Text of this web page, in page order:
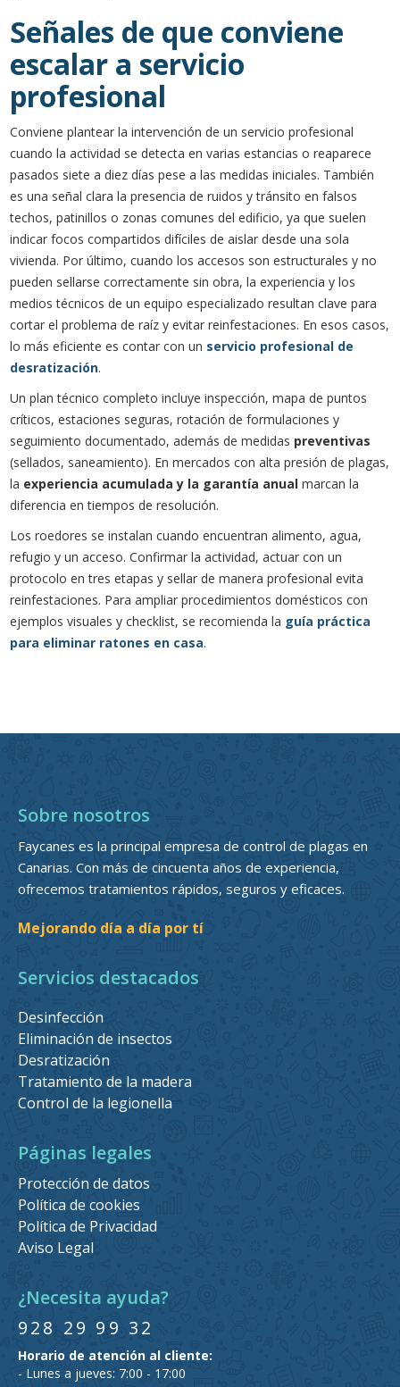
Señales de que conviene
escalar a servicio
profesional
Conviene plantear la intervención de un servicio profesional
cuando la actividad se detecta en varias estancias o reaparece
pasados siete a diez días pese a las medidas iniciales. También
es una señal clara la presencia de ruidos y tránsito en falsos
techos, patinillos o zonas comunes del edificio, ya que suelen
indicar focos compartidos difíciles de aislar desde una sola
vivienda. Por último, cuando los accesos son estructurales y no
pueden sellarse correctamente sin obra, la experiencia y los
medios técnicos de un equipo especializado resultan clave para
cortar el problema de raíz y evitar reinfestaciones. En esos casos,
lo más eficiente es contar con un servicio profesional de
desratización.
Un plan técnico completo incluye inspección, mapa de puntos
críticos, estaciones seguras, rotación de formulaciones y
seguimiento documentado, además de medidas preventivas
(sellados, saneamiento). En mercados con alta presión de plagas,
la experiencia acumulada y la garantía anual marcan la
diferencia en tiempos de resolución.
Los roedores se instalan cuando encuentran alimento, agua,
refugio y un acceso. Confirmar la actividad, actuar con un
protocolo en tres etapas y sellar de manera profesional evita
reinfestaciones. Para ampliar procedimientos domésticos con
ejemplos visuales y checklist, se recomienda la guía práctica
para eliminar ratones en casa.
Sobre nosotros
Faycanes es la principal empresa de control de plagas en
Canarias. Con más de cincuenta años de experiencia,
ofrecemos tratamientos rápidos, seguros y eficaces.
Mejorando día a día por tí
Servicios destacados
Desinfección
Eliminación de insectos
Desratización
Tratamiento de la madera
Control de la legionella
Páginas legales
Protección de datos
Política de cookies
Política de Privacidad
Aviso Legal
¿Necesita ayuda?
928 29 99 32
Horario de atención al cliente:
- Lunes a jueves: 7:00 - 17:00